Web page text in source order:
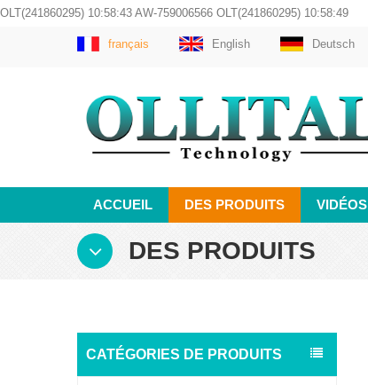
OLT(241860295) 10:58:43 AW-759006566 OLT(241860295) 10:58:49
français English Deutsch
ACCUEIL DES PRODUITS VIDÉOS
DES PRODUITS
CATÉGORIES DE PRODUITS